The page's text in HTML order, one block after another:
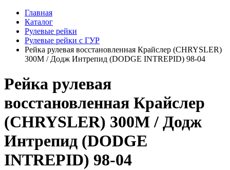
Главная
Каталог
Рулевые рейки
Рулевые рейки с ГУР
Рейка рулевая восстановленная Крайслер (CHRYSLER)
300M / Додж Интрепид (DODGE INTREPID) 98-04
Рейка рулевая
восстановленная Крайслер
(CHRYSLER) 300M / Додж
Интрепид (DODGE
INTREPID) 98-04